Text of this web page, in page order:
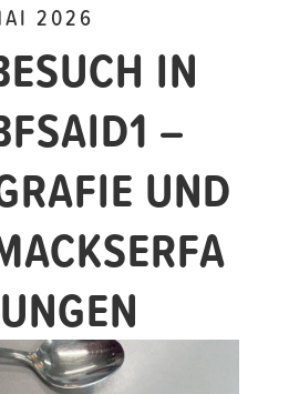
2026
IN
–
UND